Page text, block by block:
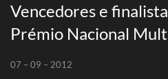
Vencedores e
Prémio Nacional
07 – 09 – 2012